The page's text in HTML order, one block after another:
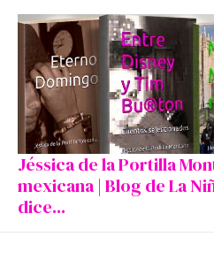
contenido
Jéssica de la Portilla
mexicana | Blog de La
dice...